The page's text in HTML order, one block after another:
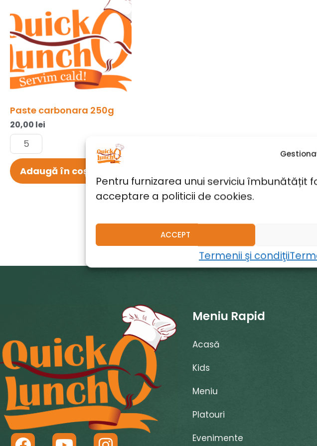
Pentru furnizarea unui serviciu îmbunătățit
acceptare a politicii de cookies.
ACCEPT
Termenii şi condiţii
Paste carbonara 250g
20,00 lei
Adaugă în coș
F Y I
Meniu Rapid
Acasă
Kids
Meniu
Platouri
Evenimente